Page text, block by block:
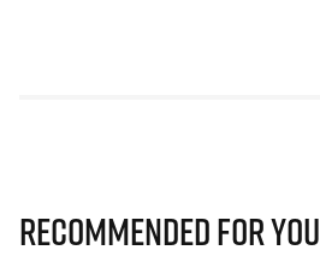
Recommended for you